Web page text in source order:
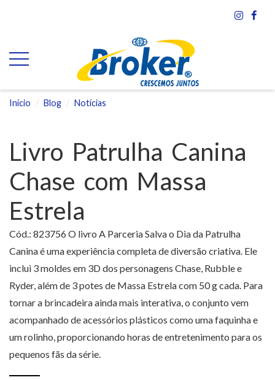
Início Blog Notícias
Livro Patrulha Canina
Chase com Massa
Estrela
Cód.: 823756 O livro A Parceria Salva o Dia da Patrulha
Canina é uma experiência completa de diversão criativa. Ele
inclui 3 moldes em 3D dos personagens Chase, Rubble e
Ryder, além de 3 potes de Massa Estrela com 50 g cada. Para
tornar a brincadeira ainda mais interativa, o conjunto vem
acompanhado de acessórios plásticos como uma faquinha e
um rolinho, proporcionando horas de entretenimento para os
pequenos fãs da série.